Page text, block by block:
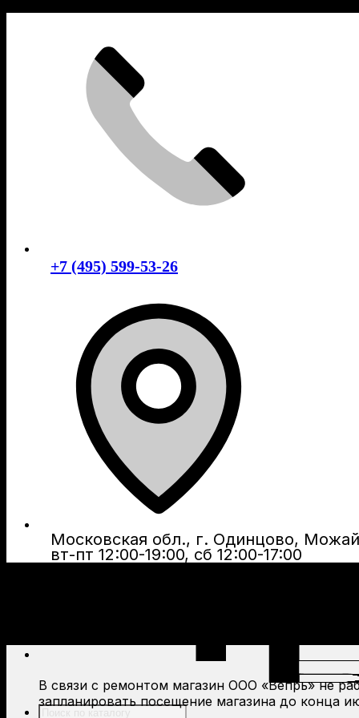
+7 (495) 599-53-26
Московская обл., г. Одинцово,
вт-пт 12:00-19:00, сб 12:00-17:00
Поиск
В связи с ремонтом магазин ООО «Вепрь» не
запланировать посещение магазина до конца